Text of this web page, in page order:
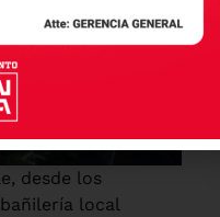
desde los
local